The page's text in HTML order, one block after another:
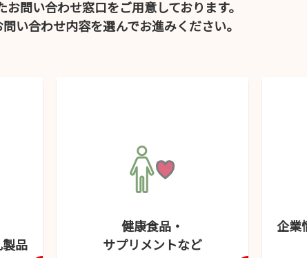
問い合わせ窓口をご用意しております。
い合わせ内容を選んでお進みください。
製品
健康食品・
サプリメントなど
企業